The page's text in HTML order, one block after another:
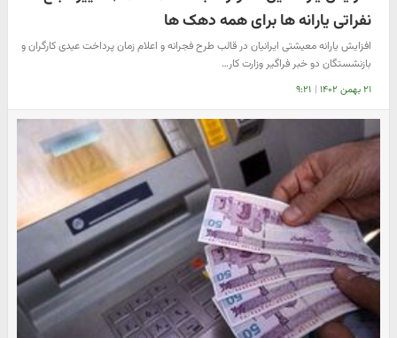
نفراتی یارانه ها برای همه دهک ها
افزایش یارانه معیشتی ایرانیان در قالب طرح فجرانه و اعلام زمان پرداخت عیدی کارگران و
بازنشستگان دو خبر فراگیر وزارت کار…
۲۱ بهمن ۱۴۰۲ | ۹:۲۱